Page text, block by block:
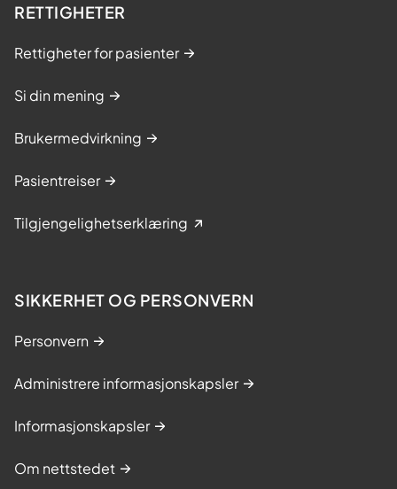
RETTIGHETER
Rettigheter for pasienter
Si din mening
Brukermedvirkning
Pasientreiser
Tilgjengelighetserklæring
SIKKERHET OG PERSONVERN
Personvern
Administrere informasjonskapsler
Informasjonskapsler
Om nettstedet